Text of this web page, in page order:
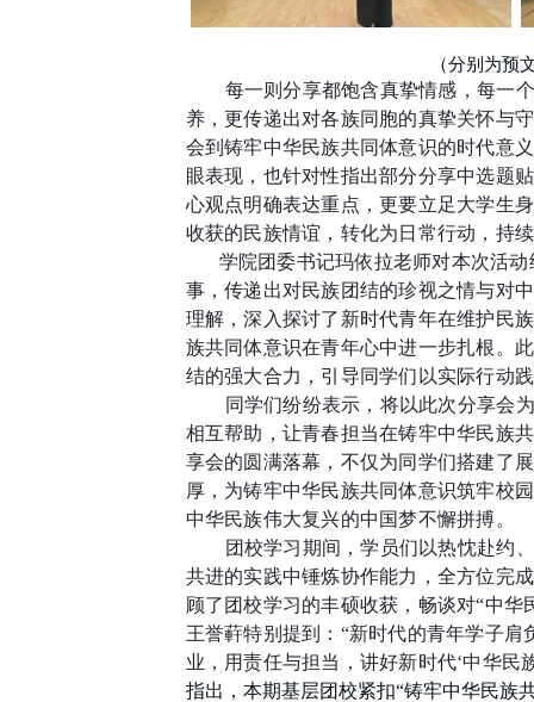
（分别为预
每一则分享都饱含真挚情感，每一
养，更传递出对各族同胞的真挚关怀与
会到铸牢中华民族共同体意识的时代意
眼表现，也针对性指出部分分享中选题
心观点明确表达重点，更要立足大学生
收获的民族情谊，转化为日常行动，持
学院团委书记玛依拉老师对本次活
事，传递出对民族团结的珍视之情与对
理解，深入探讨了新时代青年在维护民
族共同体意识在青年心中进一步扎根。
结的强大合力，引导同学们以实际行动
同学们纷纷表示，将以此次分享会
相互帮助，让青春担当在铸牢中华民族
享会的圆满落幕，不仅为同学们搭建了
厚，为铸牢中华民族共同体意识筑牢校
中华民族伟大复兴的中国梦不懈拼搏。
团校学习期间，学员们以热忱赴约
共进的实践中锤炼协作能力，全方位完
顾了团校学习的丰硕收获，畅谈对“中
王誉蓒特别提到：“新时代的青年学子肩
业，用责任与担当，讲好新时代‘中华民
指出，本期基层团校紧扣“铸牢中华民族